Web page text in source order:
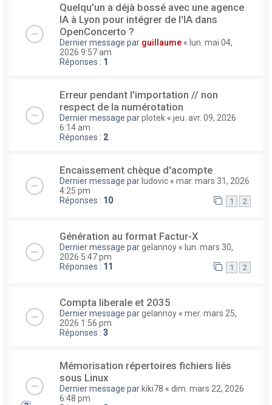
Quelqu'un a déjà bossé avec une agence
IA à Lyon pour intégrer de l'IA dans
OpenConcerto ?
Dernier message par guillaume « lun. mai 04,
2026 9:57 am
Réponses : 1
Erreur pendant l'importation // non
respect de la numérotation
Dernier message parplotek « jeu. avr. 09, 2026
6:14 am
Réponses : 2
Encaissement chèque d'acompte
Dernier message par ludovic « mar. mars 31, 2026
4:25 pm
Réponses : 10 1 2
Génération au format Factur-X
Dernier message pargelannoy « lun. mars 30,
2026 5:47 pm
Réponses : 11 1 2
Compta liberale et 2035
Dernier message pargelannoy « mer. mars 25,
2026 1:56 pm
Réponses : 3
Mémorisation répertoires fichiers liés
sous Linux
Dernier message par kiki78 « dim. mars 22, 2026
6:48 pm